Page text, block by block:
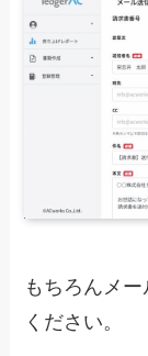
もちろんメ
ください。